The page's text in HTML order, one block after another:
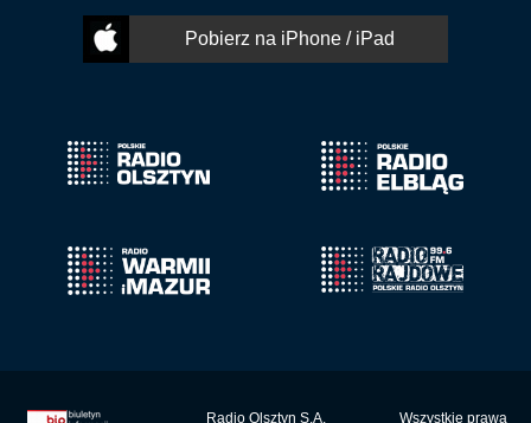
Pobierz na iPhone / iPad
Radio Olsztyn S.A. Wszystkie prawa